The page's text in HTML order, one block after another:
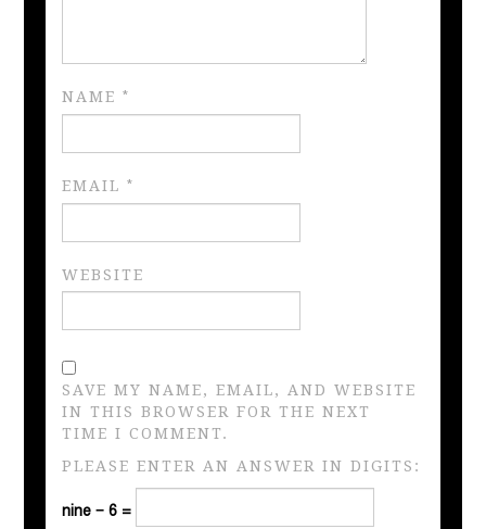
NAME*
EMAIL*
WEBSITE
SAVE MY NAME, EMAIL, AND WEBSITE
IN THIS BROWSER FOR THE NEXT
TIME I COMMENT.
PLEASE ENTER AN ANSWER IN DIGITS:
nine − 6 =